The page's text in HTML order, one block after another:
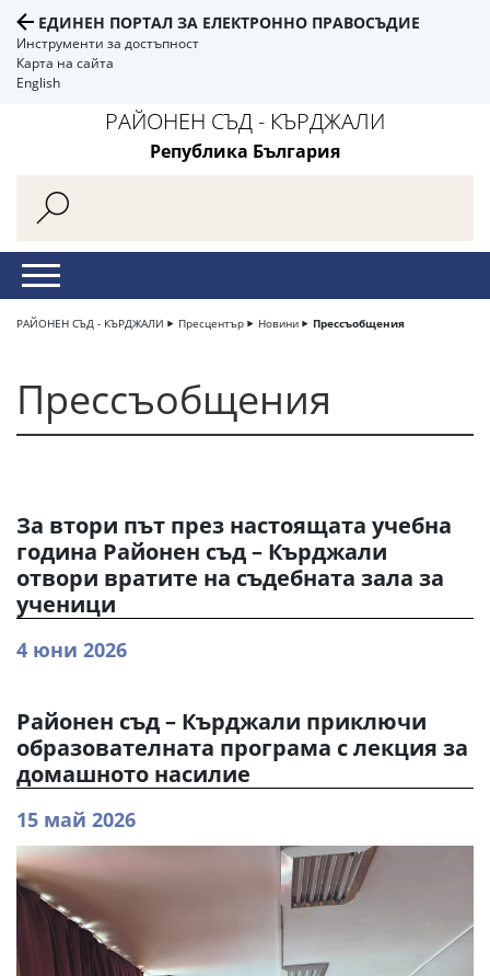
ЕДИНЕН ПОРТАЛ ЗА ЕЛЕКТРОННО ПРАВОСЪДИЕ
Инструменти за достъпност
Карта на сайта
English
РАЙОНЕН СЪД - КЪРДЖАЛИ
Република България
РАЙОНЕН СЪД - КЪРДЖАЛИ Пресцентър Новини Прессъобщения
Прессъобщения
За втори път през настоящата учебна
година Районен съд – Кърджали
отвори вратите на съдебната зала за
ученици
4 юни 2026
Районен съд – Кърджали приключи
образователната програма с лекция за
домашното насилие
15 май 2026